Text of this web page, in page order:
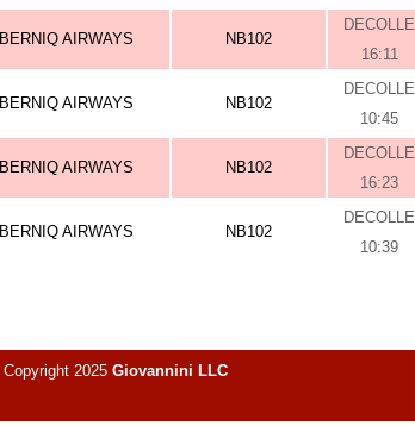
BERNIQ AIRWAYS NB102
DECOLLE
16:11
BERNIQ AIRWAYS NB102
DECOLLE
10:45
BERNIQ AIRWAYS NB102
DECOLLE
16:23
BERNIQ AIRWAYS NB102
DECOLLE
10:39
Copyright 2025 Giovannini LLC